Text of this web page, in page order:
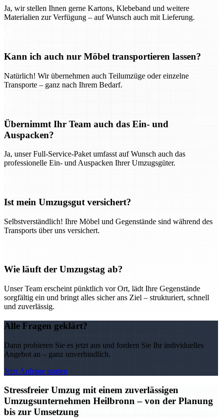
Ja, wir stellen Ihnen gerne Kartons, Klebeband und weitere
Materialien zur Verfügung – auf Wunsch auch mit Lieferung.
Kann ich auch nur Möbel transportieren lassen?
Natürlich! Wir übernehmen auch Teilumzüge oder einzelne
Transporte – ganz nach Ihrem Bedarf.
Übernimmt Ihr Team auch das Ein- und
Auspacken?
Ja, unser Full-Service-Paket umfasst auf Wunsch auch das
professionelle Ein- und Auspacken Ihrer Umzugsgüter.
Ist mein Umzugsgut versichert?
Selbstverständlich! Ihre Möbel und Gegenstände sind während des
Transports über uns versichert.
Wie läuft der Umzugstag ab?
Unser Team erscheint pünktlich vor Ort, lädt Ihre Gegenstände
sorgfältig ein und bringt alles sicher ans Ziel – strukturiert, schnell
und zuverlässig.
Alle Fragen geklärt?
Dann probieren Sie es jetzt aus und fordern Sie Ihr individuelles
Angebot an – ganz unverbindlich.
Jetzt Anfrage starten
Stressfreier Umzug mit einem zuverlässigen
Umzugsunternehmen Heilbronn – von der Planung
bis zur Umsetzung